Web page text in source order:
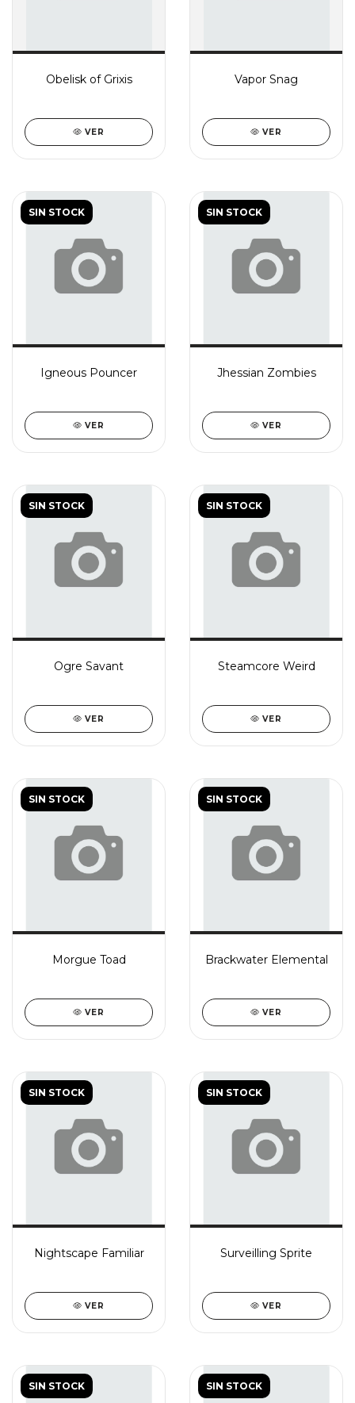
Obelisk of Grixis
VER
Vapor Snag
VER
SIN STOCK
Igneous Pouncer
VER
SIN STOCK
Jhessian Zombies
VER
SIN STOCK
Ogre Savant
VER
SIN STOCK
Steamcore Weird
VER
SIN STOCK
Morgue Toad
VER
SIN STOCK
Brackwater Elemental
VER
SIN STOCK
Nightscape Familiar
VER
SIN STOCK
Surveilling Sprite
VER
SIN STOCK SIN STOCK